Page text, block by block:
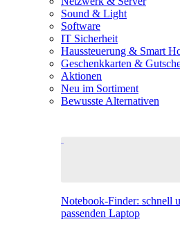
Sound & Light
Software
IT Sicherheit
Haussteuerung & Smart
Geschenkkarten &
Aktionen
Neu im Sortiment
Bewusste Alternativen
Notebook-Finder: schnell
passenden Laptop